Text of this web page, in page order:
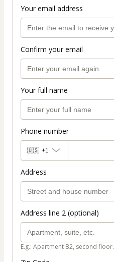
Your email address
Confirm your email
Your full name
Phone number
🇺🇸 +1
Address
Address line 2 (optional)
E.g.: Apartment B2, second floor.